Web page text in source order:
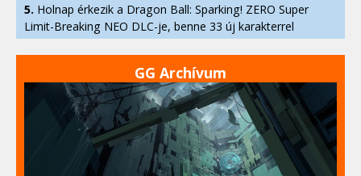
5. Holnap érkezik a Dragon Ball: Sparking! ZERO Super
Limit-Breaking NEO DLC-je, benne 33 új karakterrel
GG Archívum